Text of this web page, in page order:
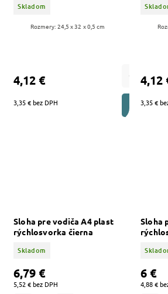
Skladom
3,35 € bez DPH
4,12 €
Rozmery: 24,5 x 32 x 0,5 cm
3,35 €
4,12
Sloha pre vodiča A4 plast
rýchlosvorka čierna
Skladom
5,52 € bez DPH
6,79 €
Sloha
4,88 €
6 €